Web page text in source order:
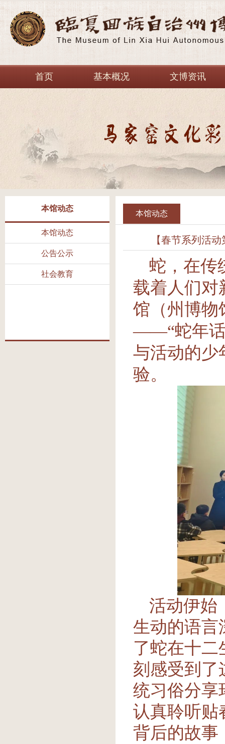
首页 基本概况 文博资讯
本馆动态
本馆动态
公告公示
社会教育
本馆动态
【春节系列活
蛇，在传
载着人们对
馆（州博物
——“蛇年话
与活动的少
验。
活动伊始
生动的语言
了蛇在十二
刻感受到了
统习俗分享
认真聆听贴
背后的故事